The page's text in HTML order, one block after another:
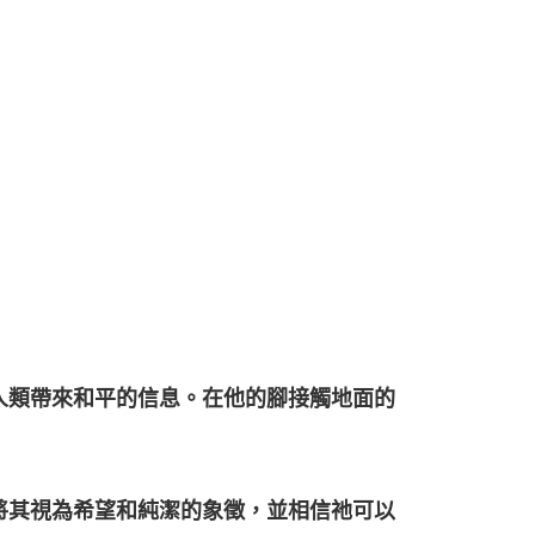
帶來和平的信息。在他的腳接觸地面的
視為希望和純潔的象徵，並相信祂可以